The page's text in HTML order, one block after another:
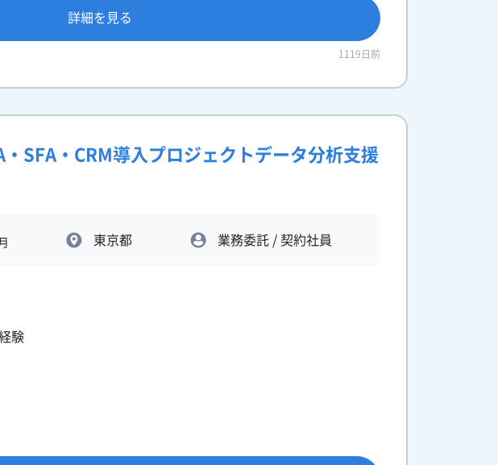
詳細を見る
1119日前
SFA・CRM導入プロジェクトデータ分析支援
東京都 業務委託 / 契約社員
験